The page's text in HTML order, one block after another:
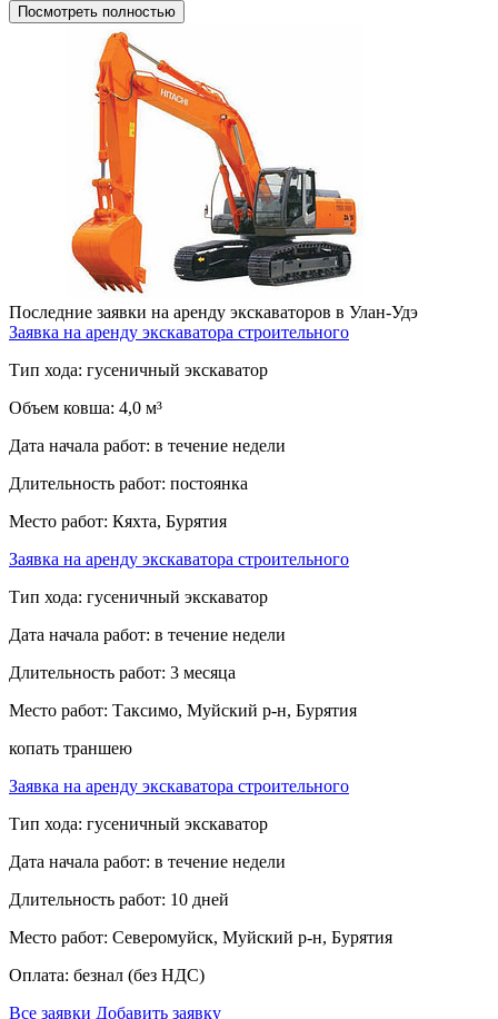
Посмотреть полностью
Последние заявки на аренду экскаваторов в Улан-Удэ
Заявка на аренду экскаватора строительного
Тип хода: гусеничный экскаватор
Объем ковша: 4,0 м³
Дата начала работ: в течение недели
Длительность работ: постоянка
Место работ: Кяхта, Бурятия
Заявка на аренду экскаватора строительного
Тип хода: гусеничный экскаватор
Дата начала работ: в течение недели
Длительность работ: 3 месяца
Место работ: Таксимо, Муйский р-н, Бурятия
копать траншею
Заявка на аренду экскаватора строительного
Тип хода: гусеничный экскаватор
Дата начала работ: в течение недели
Длительность работ: 10 дней
Место работ: Северомуйск, Муйский р-н, Бурятия
Оплата: безнал (без НДС)
Все заявки Добавить заявку